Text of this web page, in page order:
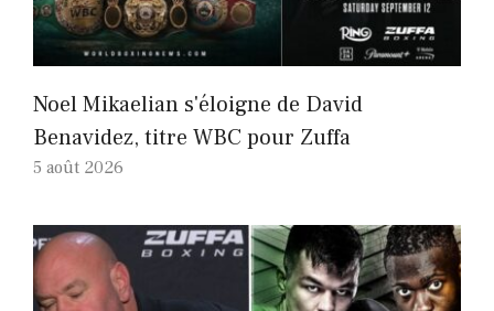
Noel Mikaelian s'éloigne de David
Benavidez, titre WBC pour Zuffa
5 août 2026